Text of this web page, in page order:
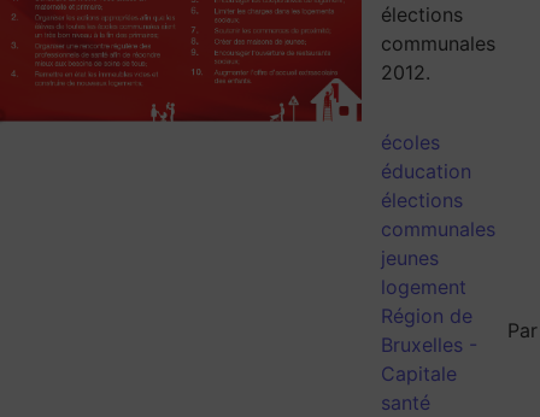
élections
communales
2012.
écoles
éducation
élections
communales
jeunes
logement
Région de
Bruxelles -
Capitale
santé